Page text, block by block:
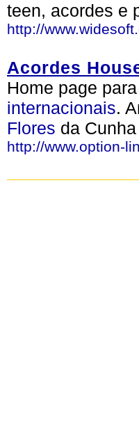
teen, acordes e
http://
Acordes
Home page para
internacionais.
Flores da
http://www.option-